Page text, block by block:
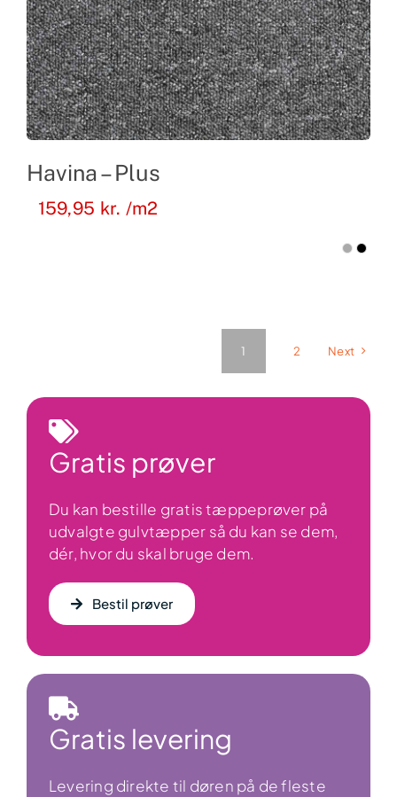
Havina – Plus
159,95 kr. /m2
1 2 Next
Gratis prøver
Du kan bestille gratis tæppeprøver på
udvalgte gulvtæpper så du kan se dem,
dér, hvor du skal bruge dem.
Bestil prøver
Gratis levering
Levering direkte til døren på de fleste